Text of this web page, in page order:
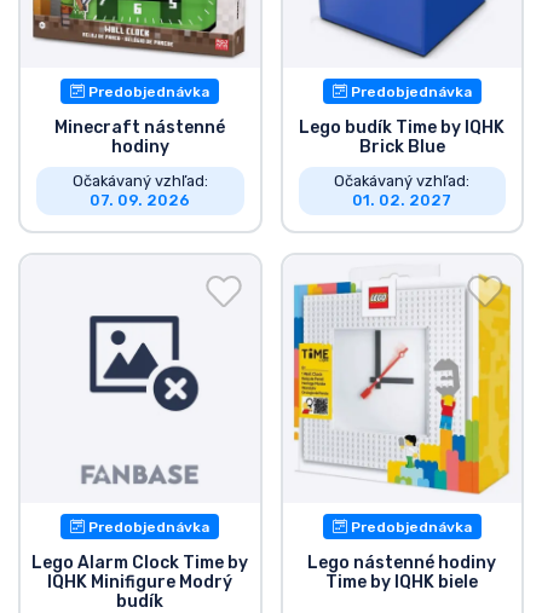
Predobjednávka
Minecraft nástenné
hodiny
Očakávaný vzhľad:
07. 09. 2026
Predobjednávka
Lego budík Time by IQHK
Brick Blue
Očakávaný vzhľad:
01. 02. 2027
Predobjednávka
Lego Alarm Clock Time by
IQHK Minifigure Modrý
budík
Predobjednávka
Lego nástenné hodiny
Time by IQHK biele